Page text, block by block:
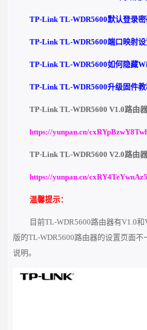
TP-Link TL-WDR5600默认登录密
TP-Link TL-WDR5600端口映射设
TP-Link TL-WDR5600如何隐藏
TP-Link TL-WDR5600升级固件教
TP-Link TL-WDR5600 V1.0路由
https://yunpan.cn/
TP-Link TL-WDR5600 V2.0路由
https://yunpan.cn/cxRY4TeYwnAz5
温馨提示：
目前TL-WDR5600路由器有V1.0
版的TL-WDR5600路由器的设置页面
说明。